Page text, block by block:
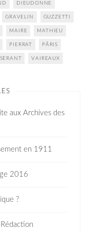
DIEUDONNE
GRAVELIN GUZZETTI
MAIRE MATHIEU
PIERRAT PÂRIS
VAIREAUX
aux Archives des
en 1911
2016
?